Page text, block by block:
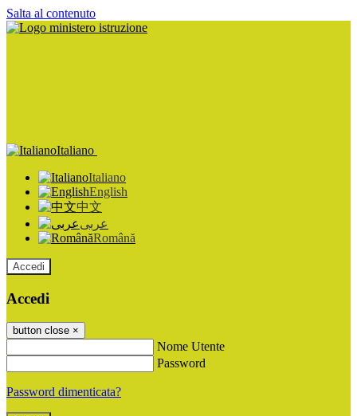
Salta al contenuto
Italiano
Italiano
English
中文
عربى
Română
Accedi
Accedi
button close ×
Nome Utente
Password
Password dimenticata?